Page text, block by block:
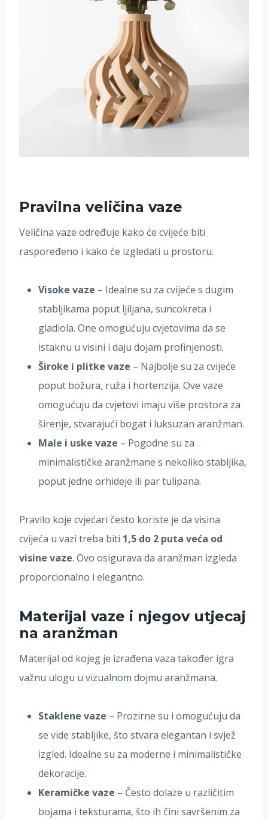
Pravilna veličina vaze
Veličina vaze određuje kako će cvijeće biti
raspoređeno i kako će izgledati u prostoru.
Visoke vaze – Idealne su za cvijeće s dugim
stabljikama poput ljiljana, suncokreta i
gladiola. One omogućuju cvjetovima da se
istaknu u visini i daju dojam profinjenosti.
Široke i plitke vaze – Najbolje su za cvijeće
poput božura, ruža i hortenzija. Ove vaze
omogućuju da cvjetovi imaju više prostora za
širenje, stvarajući bogat i luksuzan aranžman.
Male i uske vaze – Pogodne su za
minimalističke aranžmane s nekoliko stabljika,
poput jedne orhideje ili par tulipana.
Pravilo koje cvjećari često koriste je da visina
cvijeća u vazi treba biti 1,5 do 2 puta veća od
visine vaze. Ovo osigurava da aranžman izgleda
proporcionalno i elegantno.
Materijal vaze i njegov utjecaj
na aranžman
Materijal od kojeg je izrađena vaza također igra
važnu ulogu u vizualnom dojmu aranžmana.
Staklene vaze – Prozirne su i omogućuju da
se vide stabljike, što stvara elegantan i svjež
izgled. Idealne su za moderne i minimalističke
dekoracije.
Keramičke vaze – Često dolaze u različitim
bojama i teksturama, što ih čini savršenim za